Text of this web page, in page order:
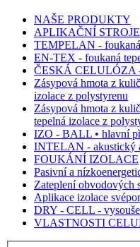
NAŠE PRODUKTY
APLIKAČNÍ STROJE
TEMPELAN - foukaná
EN-TEX - foukaná
ČESKÁ CELULÓZA -
Zásypová hmota z
izolace z polystyrenu
Zásypová hmota z
tepelná izolace z
IZO - BALL • hlavní
INTELAN - akustický
FOUKÁNÍ IZOLACE
Pasivní a
Zateplení obvodových
Aplikace izolace
DRY - CELL -
VLASTNOSTI